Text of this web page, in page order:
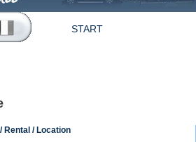
START
Rental / Location